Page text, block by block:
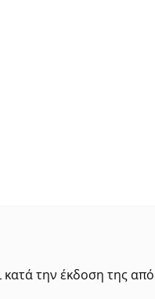
την έκδοση της